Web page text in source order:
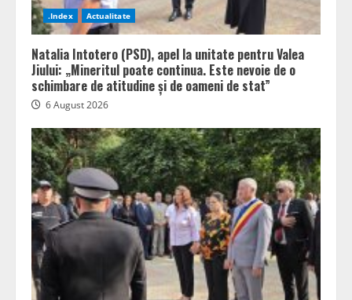
.Index Actualitate
Natalia Intotero (PSD), apel la unitate pentru Valea
Jiului: „Mineritul poate continua. Este nevoie de o
schimbare de atitudine și de oameni de stat”
6 August 2026